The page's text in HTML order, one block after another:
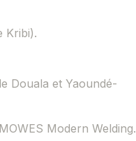
Kribi).
Douala et Yaoundé-
Modern Welding.